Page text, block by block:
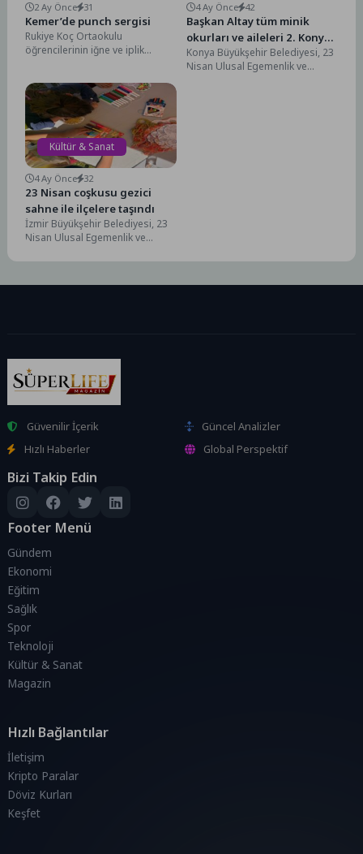
2 Ay Önce 31
Kemer’de punch sergisi
Rukiye Koç Ortaokulu
öğrencilerinin iğne ve iplik
yapıldı. Mustafa Ertuğrul...
4 Ay Önce 42
Başkan Altay tüm minik
okurları ve aileleri 2. Konya
Çocuk Kitap Günleri’ne
davet etti
Konya Büyükşehir Belediyesi, 23
Nisan Ulusal Egemenlik ve
Kültür & Sanat
4 Ay Önce 32
23 Nisan coşkusu gezici
sahne ile ilçelere taşındı
İzmir Büyükşehir Belediyesi, 23
Nisan Ulusal Egemenlik ve
kentin dört bir yanını...
Güvenilir İçerik
Güncel Analizler
Hızlı Haberler
Global Perspektif
Bizi Takip Edin
Footer Menü
Gündem
Ekonomi
Eğitim
Sağlık
Spor
Teknoloji
Kültür & Sanat
Magazin
Hızlı Bağlantılar
İletişim
Kripto Paralar
Döviz Kurları
Keşfet